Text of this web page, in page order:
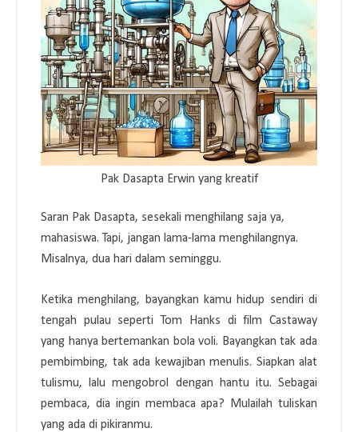
Pak Dasapta Erwin yang kreatif
Saran Pak Dasapta, sesekali menghilang saja ya,
mahasiswa. Tapi, jangan lama-lama menghilangnya.
Misalnya, dua hari dalam seminggu.
Ketika menghilang, bayangkan kamu hidup sendiri di
tengah pulau seperti Tom Hanks di film Castaway
yang hanya bertemankan bola voli. Bayangkan tak ada
pembimbing, tak ada kewajiban menulis. Siapkan alat
tulismu, lalu mengobrol dengan hantu itu. Sebagai
pembaca, dia ingin membaca apa? Mulailah tuliskan
yang ada di pikiranmu.